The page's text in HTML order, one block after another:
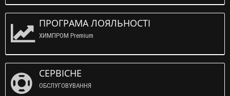
ПРОГРАМА ЛОЯЛЬНОСТІ
ХИМПРОМ Premium
СЕРВІСНЕ
ОБСЛУГОВУВАННЯ